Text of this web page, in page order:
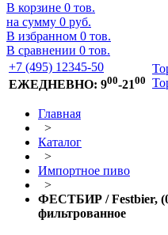
В корзине 0 тов.
на сумму 0 руб.
В избранном 0 тов.
В сравнении 0 тов.
+7 (495) 12345-50
ЕЖЕДНЕВНО: 900-2100
Главная
>
Каталог
>
Импортное пиво
>
ФЕСТБИР / Festbier,
фильтрованное